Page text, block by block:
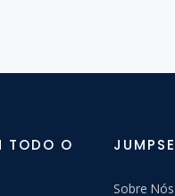
TODO O
Sobre Nós